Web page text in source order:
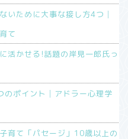
いために大事な接し方4つ│
て
活かせる!話題の岸見一郎氏っ
のポイント│アドラー心理学
育て「パセージ」10歳以上の